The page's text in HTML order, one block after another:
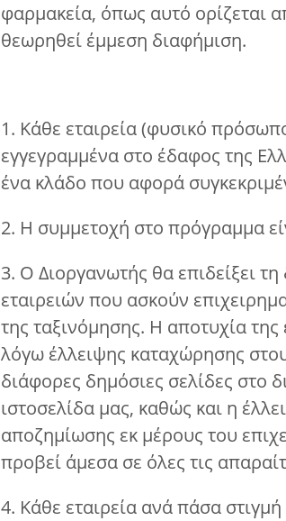
φαρμακεία, όπως αυτό ορίζεται
θεωρηθεί έμμεση διαφήμιση.
1. Κάθε εταιρεία (φυσικό
εγγεγραμμένα στο έδαφος της
ένα κλάδο που αφορά
2. Η συμμετοχή στο πρόγραμμα
3. Ο Διοργανωτής θα επιδείξει
εταιρειών που ασκούν
της ταξινόμησης. Η αποτυχία
λόγω έλλειψης καταχώρησης
διάφορες δημόσιες σελίδες στο
ιστοσελίδα μας, καθώς και η
αποζημίωσης εκ μέρους του
προβεί άμεσα σε όλες τις
4. Κάθε εταιρεία ανά πάσα